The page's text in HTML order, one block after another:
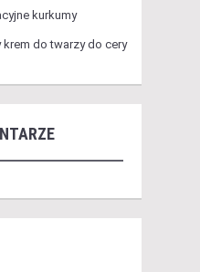
kurkumy
krem do twarzy do cery